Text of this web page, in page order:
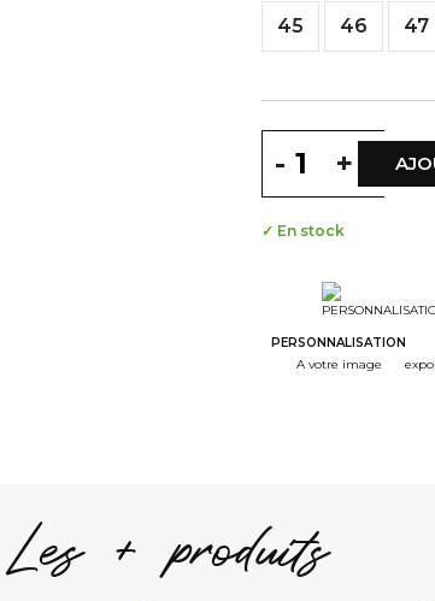
45 46 47
- +
✓ En stock
PERSONNALISATION
A votre image
Les + produits